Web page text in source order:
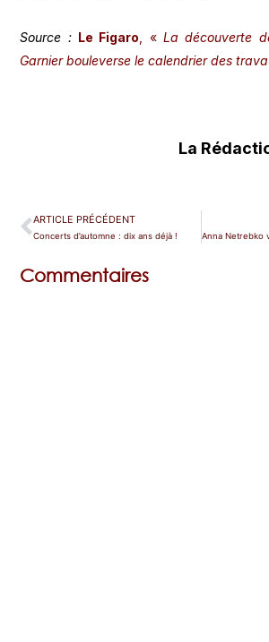
Source : Le Figaro , «La découverte
Garnier bouleverse le calendrier des
La
ARTICLE PRÉCÉDENT
Concerts d’automne : dix ans déjà !
Commentaires